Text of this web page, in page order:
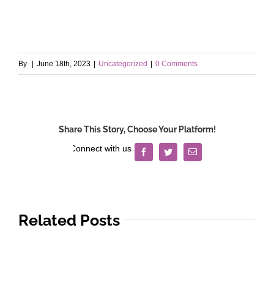
By June 18th, 2023 Uncategorized 0 Comments
Share This Story, Choose Your Platform!
FacebookTwitterEmail
Related Posts